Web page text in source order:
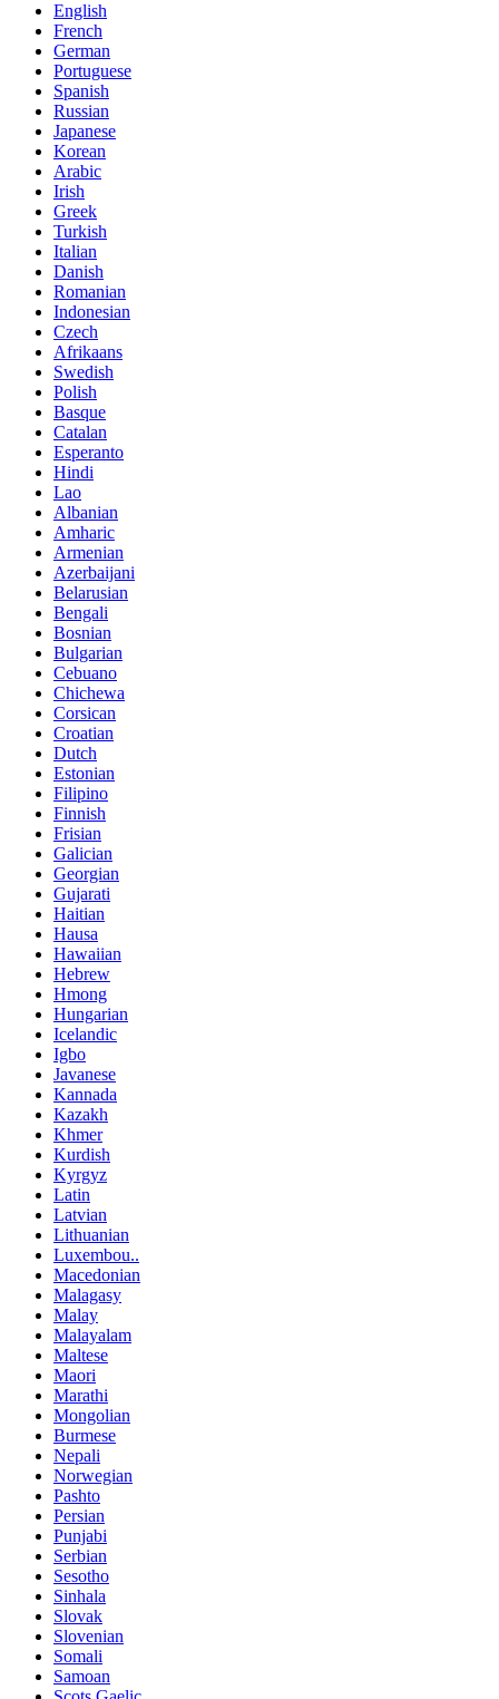
English
French
German
Portuguese
Spanish
Russian
Japanese
Korean
Arabic
Irish
Greek
Turkish
Italian
Danish
Romanian
Indonesian
Czech
Afrikaans
Swedish
Polish
Basque
Catalan
Esperanto
Hindi
Lao
Albanian
Amharic
Armenian
Azerbaijani
Belarusian
Bengali
Bosnian
Bulgarian
Cebuano
Chichewa
Corsican
Croatian
Dutch
Estonian
Filipino
Finnish
Frisian
Galician
Georgian
Gujarati
Haitian
Hausa
Hawaiian
Hebrew
Hmong
Hungarian
Icelandic
Igbo
Javanese
Kannada
Kazakh
Khmer
Kurdish
Kyrgyz
Latin
Latvian
Lithuanian
Luxembou..
Macedonian
Malagasy
Malay
Malayalam
Maltese
Maori
Marathi
Mongolian
Burmese
Nepali
Norwegian
Pashto
Persian
Punjabi
Serbian
Sesotho
Sinhala
Slovak
Slovenian
Somali
Samoan